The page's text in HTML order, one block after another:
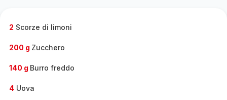
2 Scorze di limoni
200 g Zucchero
140 g Burro freddo
4 Uova